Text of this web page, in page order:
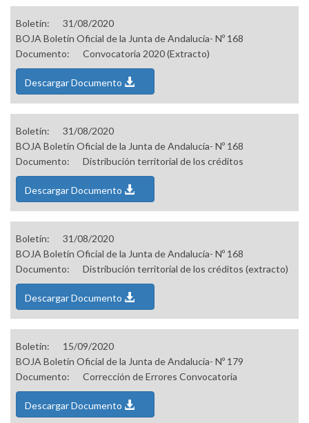
Boletín:
31/08/2020
BOJA Boletín Oficial de la Junta de Andalucía- Nº 168
Documento:
Convocatoria 2020 (Extracto)
Descargar Documento
Boletín:
31/08/2020
BOJA Boletín Oficial de la Junta de Andalucía- Nº 168
Documento:
Distribución territorial de los créditos
Descargar Documento
Boletín:
31/08/2020
BOJA Boletín Oficial de la Junta de Andalucía- Nº 168
Documento:
Distribución territorial de los créditos (extracto)
Descargar Documento
Boletín:
15/09/2020
BOJA Boletín Oficial de la Junta de Andalucía- Nº 179
Documento:
Corrección de Errores Convocatoria
Descargar Documento